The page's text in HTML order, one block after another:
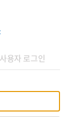
용자 로그인